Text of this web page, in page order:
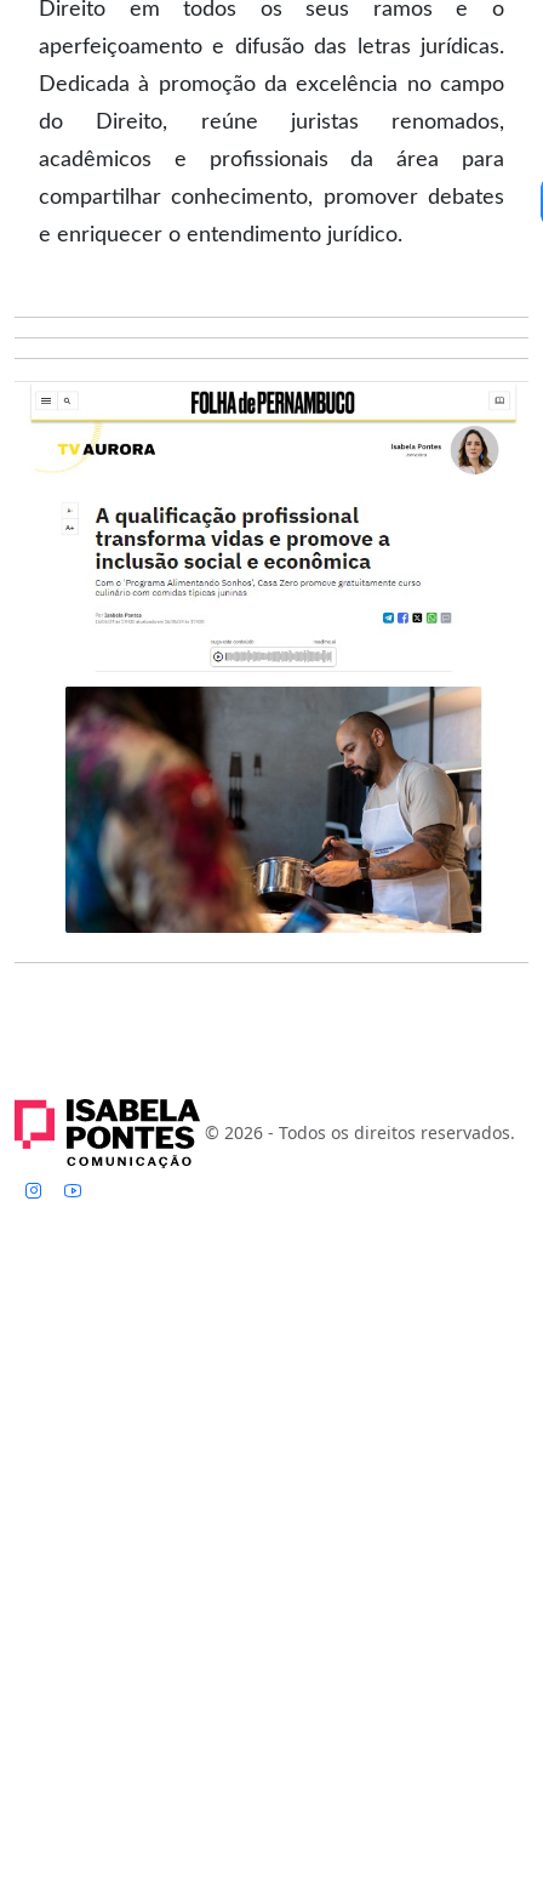
Direito em todos os seus ramos e o
aperfeiçoamento e difusão das letras jurídicas.
Dedicada à promoção da excelência no campo
do Direito, reúne juristas renomados,
acadêmicos e profissionais da área para
compartilhar conhecimento, promover debates
e enriquecer o entendimento jurídico.
© 2026 - Todos os direitos reservados.